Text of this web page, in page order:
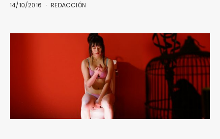
14/10/2016 REDACCIÓN